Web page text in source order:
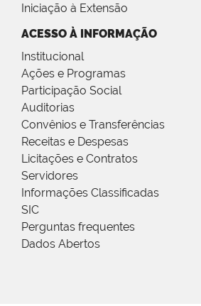
Iniciação à Extensão
ACESSO À INFORMAÇÃO
Institucional
Ações e Programas
Participação Social
Auditorias
Convênios e Transferências
Receitas e Despesas
Licitações e Contratos
Servidores
Informações Classificadas
SIC
Perguntas frequentes
Dados Abertos